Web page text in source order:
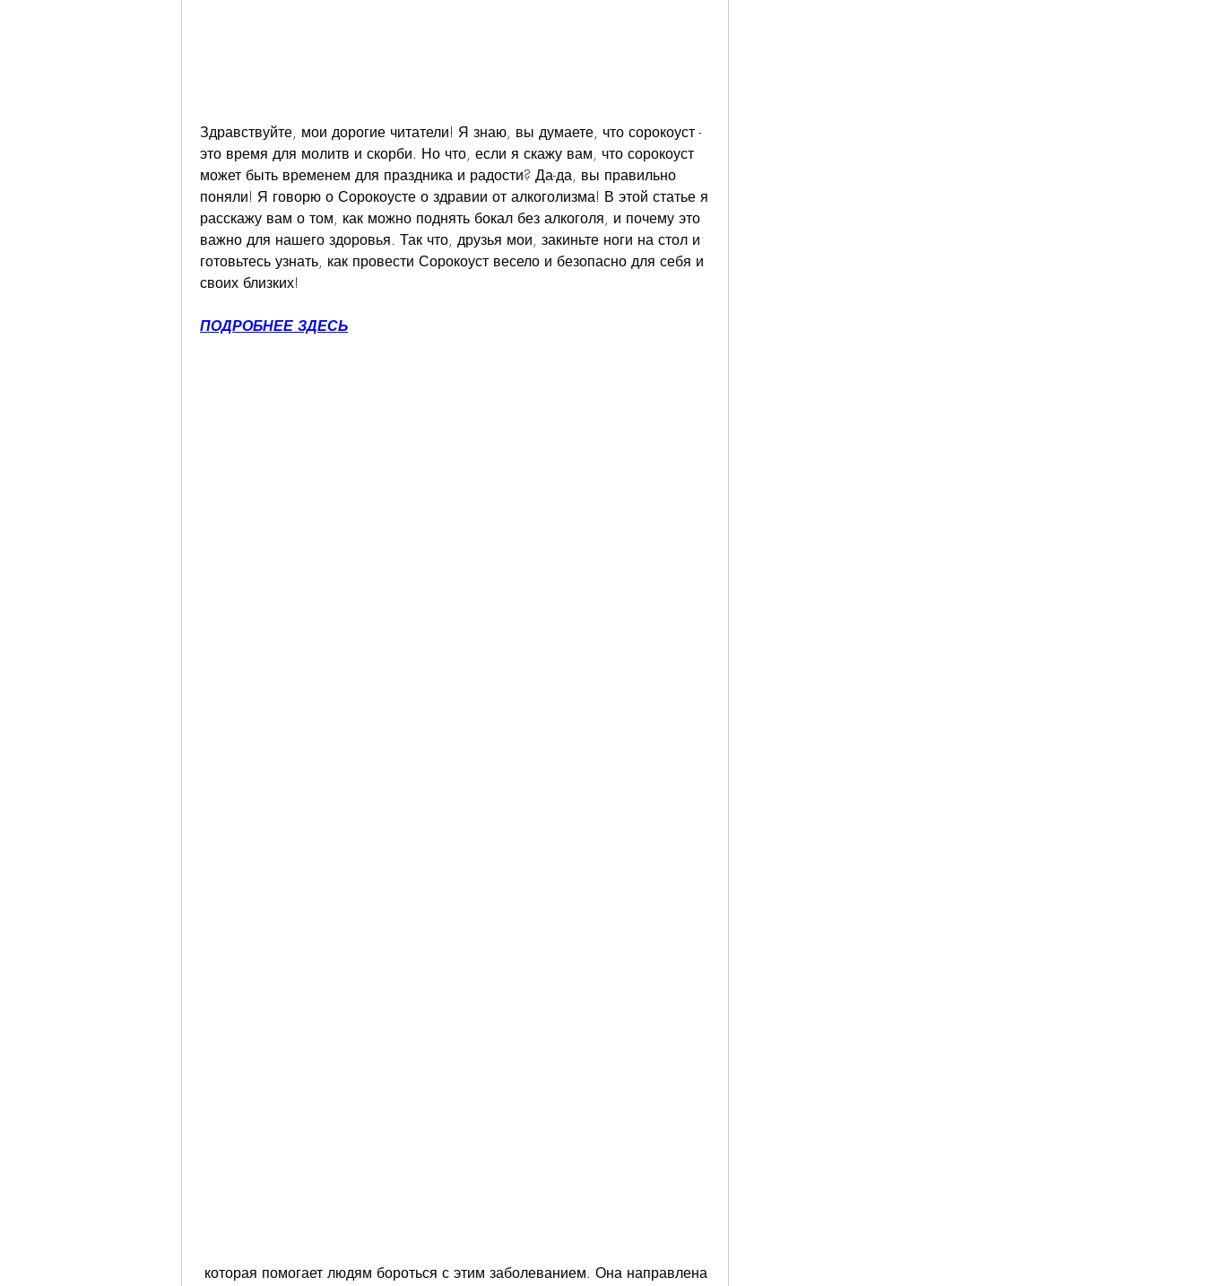
Здравствуйте, мои дорогие читатели! Я знаю, вы думаете, что сорокоуст -
это время для молитв и скорби. Но что, если я скажу вам, что сорокоуст
может быть временем для праздника и радости? Да-да, вы правильно
поняли! Я говорю о Сорокоусте о здравии от алкоголизма! В этой статье я
расскажу вам о том, как можно поднять бокал без алкоголя, и почему это
важно для нашего здоровья. Так что, друзья мои, закиньте ноги на стол и
готовьтесь узнать, как провести Сорокоуст весело и безопасно для себя и
своих близких!
ПОДРОБНЕЕ ЗДЕСЬ